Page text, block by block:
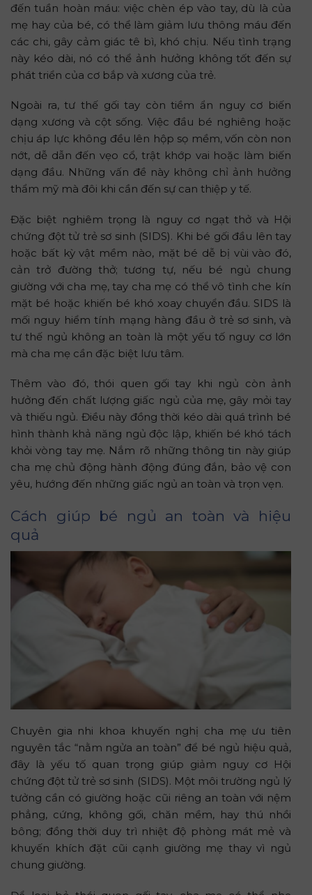
đến tuần hoàn máu: việc chèn ép vào tay, dù là của
mẹ hay của bé, có thể làm giảm lưu thông máu đến
các chi, gây cảm giác tê bì, khó chịu. Nếu tình trạng
này kéo dài, nó có thể ảnh hưởng không tốt đến sự
phát triển của cơ bắp và xương của trẻ.
Ngoài ra, tư thế gối tay còn tiềm ẩn nguy cơ biến
dạng xương và cột sống. Việc đầu bé nghiêng hoặc
chịu áp lực không đều lên hộp sọ mềm, vốn còn non
nớt, dễ dẫn đến vẹo cổ, trật khớp vai hoặc làm biến
dạng đầu. Những vấn đề này không chỉ ảnh hưởng
thẩm mỹ mà đôi khi cần đến sự can thiệp y tế.
Đặc biệt nghiêm trọng là nguy cơ ngạt thở và Hội
chứng đột tử trẻ sơ sinh (SIDS). Khi bé gối đầu lên tay
hoặc bất kỳ vật mềm nào, mặt bé dễ bị vùi vào đó,
cản trở đường thở; tương tự, nếu bé ngủ chung
giường với cha mẹ, tay cha mẹ có thể vô tình che kín
mặt bé hoặc khiến bé khó xoay chuyển đầu. SIDS là
mối nguy hiểm tính mạng hàng đầu ở trẻ sơ sinh, và
tư thế ngủ không an toàn là một yếu tố nguy cơ lớn
mà cha mẹ cần đặc biệt lưu tâm.
Thêm vào đó, thói quen gối tay khi ngủ còn ảnh
hưởng đến chất lượng giấc ngủ của mẹ, gây mỏi tay
và thiếu ngủ. Điều này đồng thời kéo dài quá trình bé
hình thành khả năng ngủ độc lập, khiến bé khó tách
khỏi vòng tay mẹ. Nắm rõ những thông tin này giúp
cha mẹ chủ động hành động đúng đắn, bảo vệ con
yêu, hướng đến những giấc ngủ an toàn và trọn vẹn.
Cách giúp bé ngủ an toàn và hiệu
quả
Chuyên gia nhi khoa khuyến nghị cha mẹ ưu tiên
nguyên tắc “nằm ngửa an toàn” để bé ngủ hiệu quả,
đây là yếu tố quan trọng giúp giảm nguy cơ Hội
chứng đột tử trẻ sơ sinh (SIDS). Một môi trường ngủ lý
tưởng cần có giường hoặc cũi riêng an toàn với nệm
phẳng, cứng, không gối, chăn mềm, hay thú nhồi
bông; đồng thời duy trì nhiệt độ phòng mát mẻ và
khuyến khích đặt cũi cạnh giường mẹ thay vì ngủ
chung giường.